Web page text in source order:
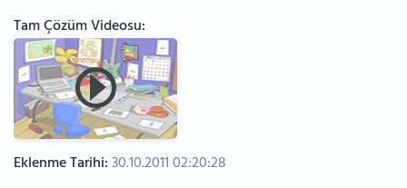
Tam Çözüm Videosu:
Eklenme Tarihi:30.10.2011 02:20:28